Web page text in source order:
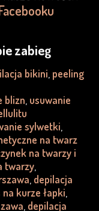
zabieg
bikini peeling
blizn usuwanie
sylwetki
na twarz
na twarzy i
twarzy,
depilacja
kurze łapki
depilacja